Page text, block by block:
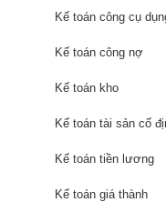
Kế toán công cụ
Kế toán công nợ
Kế toán kho
Kế toán tài sản cố
Kế toán tiền lương
Kế toán giá thành